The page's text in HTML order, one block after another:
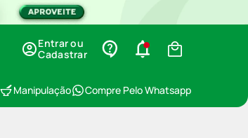
Entrar ou
Cadastrar
Manipulação Compre Pelo Whatsapp